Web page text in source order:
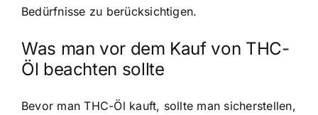
Bedürfnisse zu berücksichtigen.
Was man vor dem Kauf von THC-
Öl beachten sollte
Bevor man THC-Öl kauft, sollte man sicherstellen,